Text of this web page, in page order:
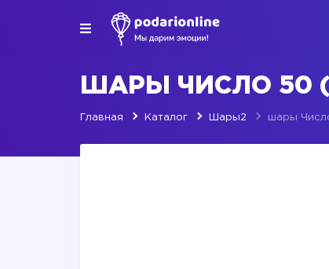
ШАРЫ ЧИСЛО 50
Главная Каталог Шары2 шары